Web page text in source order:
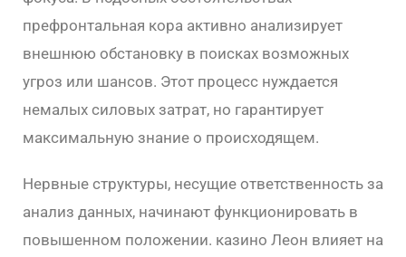
префронтальная кора активно анализирует
внешнюю обстановку в поисках возможных
угроз или шансов. Этот процесс нуждается
немалых силовых затрат, но гарантирует
максимальную знание о происходящем.
Нервные структуры, несущие ответственность за
анализ данных, начинают функционировать в
повышенном положении. казино Леон влияет на